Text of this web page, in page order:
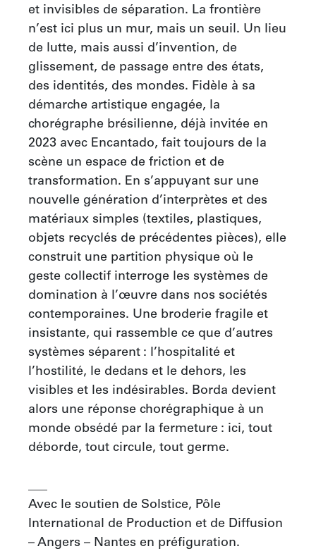
et invisibles de séparation. La frontière
n’est ici plus un mur, mais un seuil. Un lieu
de lutte, mais aussi d’invention, de
glissement, de passage entre des états,
des identités, des mondes. Fidèle à sa
démarche artistique engagée, la
chorégraphe brésilienne, déjà invitée en
2023 avec Encantado, fait toujours de la
scène un espace de friction et de
transformation. En s’appuyant sur une
nouvelle génération d’interprètes et des
matériaux simples (textiles, plastiques,
objets recyclés de précédentes pièces), elle
construit une partition physique où le
geste collectif interroge les systèmes de
domination à l’œuvre dans nos sociétés
contemporaines. Une broderie fragile et
insistante, qui rassemble ce que d’autres
systèmes séparent : l’hospitalité et
l’hostilité, le dedans et le dehors, les
visibles et les indésirables. Borda devient
alors une réponse chorégraphique à un
monde obsédé par la fermeture : ici, tout
déborde, tout circule, tout germe.
Avec le soutien de Solstice, Pôle
International de Production et de Diffusion
– Angers – Nantes en préfiguration.